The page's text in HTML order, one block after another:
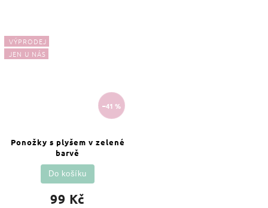
VÝPRODEJ
JEN U NÁS
–41 %
Ponožky s plyšem v zelené
barvě
99 Kč
Do košíku